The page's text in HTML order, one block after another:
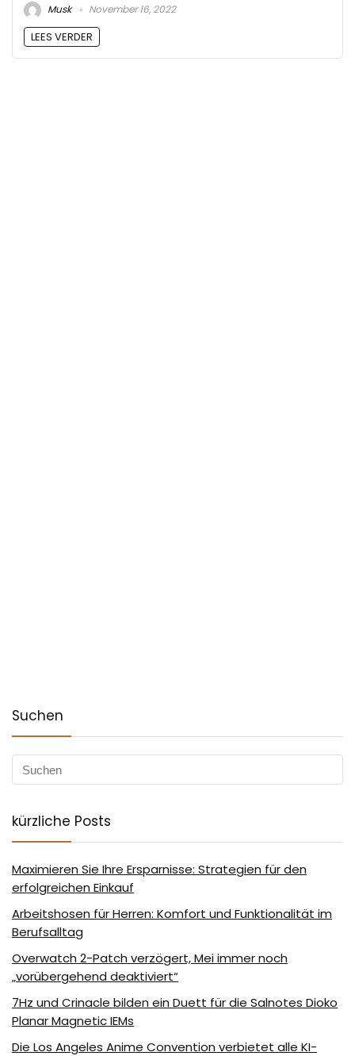
Musk November 16, 2022
LEES VERDER
Suchen
kürzliche Posts
Maximieren Sie Ihre Ersparnisse: Strategien für den
erfolgreichen Einkauf
Arbeitshosen für Herren: Komfort und Funktionalität im
Berufsalltag
Overwatch 2-Patch verzögert, Mei immer noch
„vorübergehend deaktiviert“
7Hz und Crinacle bilden ein Duett für die Salnotes Dioko
Planar Magnetic IEMs
Die Los Angeles Anime Convention verbietet alle KI-